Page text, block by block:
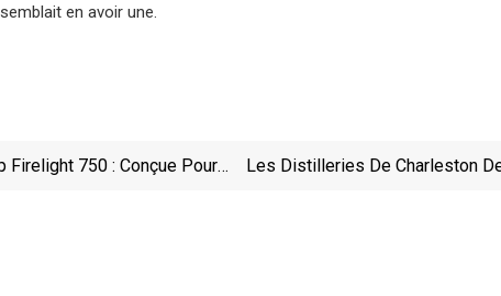
en avoir une.
Firelight 750 : Conçue Pour
Les Distilleries De Charleston